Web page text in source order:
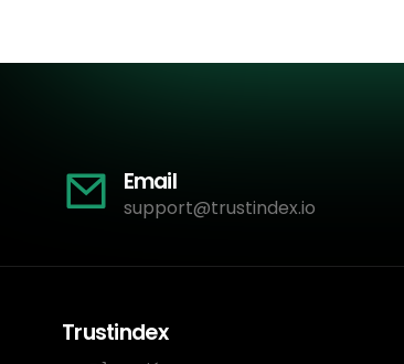
Email
support@trustindex.io
Trustindex